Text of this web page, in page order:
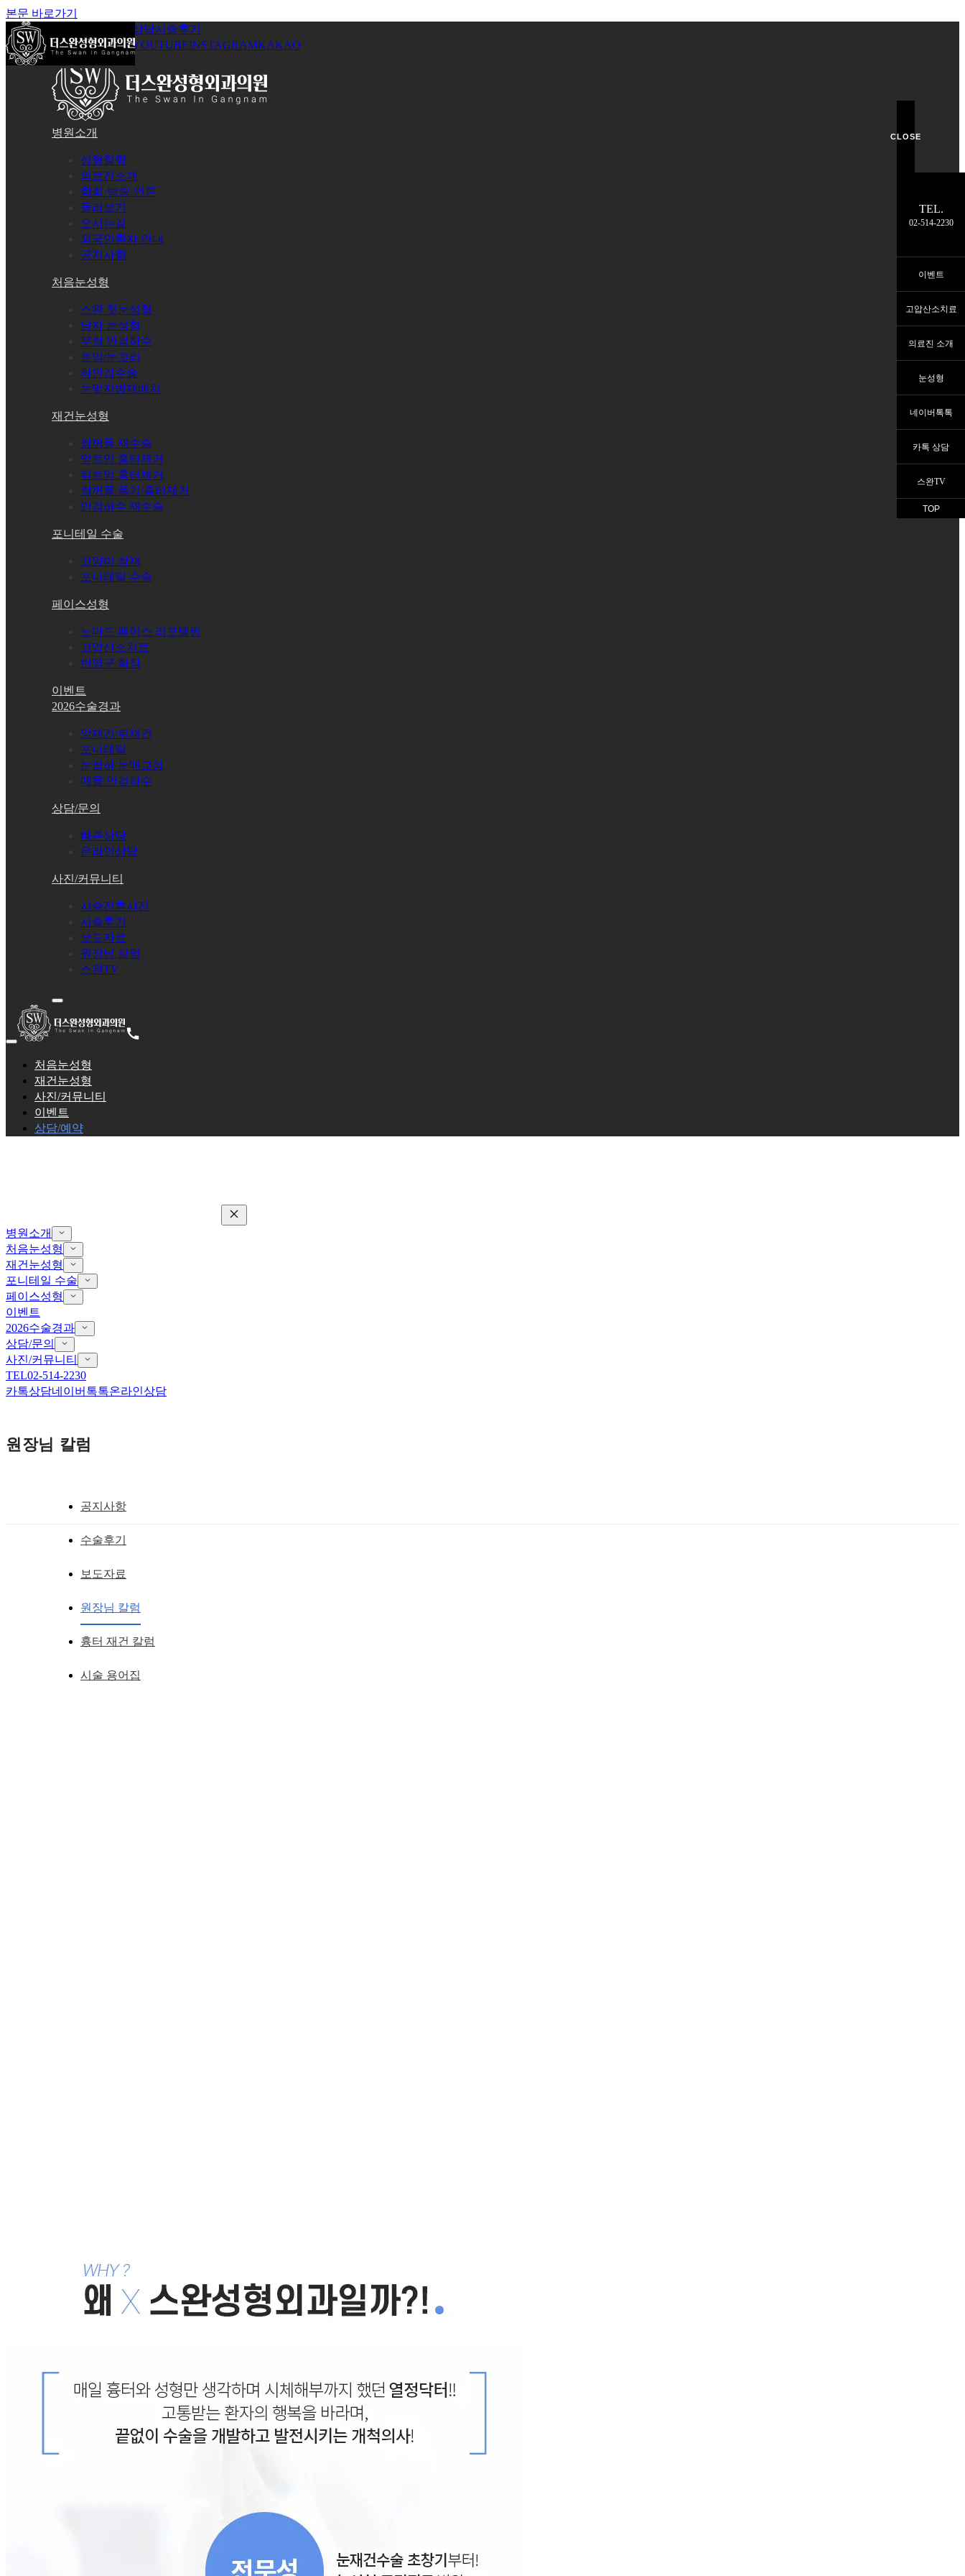
본문 바로가기
온라인상담시술후기
로그인회원가입YOUTUBEINSTAGRAMKAKAO
병원소개
성형철학
의료진소개
학회·방송·언론
둘러보기
오시는길
외국인환자 안내
공지사항
처음눈성형
스완 첫눈성형
남자 눈성형
무쌍 안검하수
트임/눈꼬리
하안검수술
눈밑지방재배치
재건눈성형
쌍꺼풀 재수술
앞트임 흉터제거
뒤트임 흉터제거
쌍꺼풀 풀기/흉터제거
안검하수 재수술
포니테일 수술
고양이 쌍재
포니테일 수술
페이스성형
노마드 페이스 리모델링
고압산소치료
반영구 화장
이벤트
2026수술경과
앞재건/뒤재건
포니테일
눈썹하 눈매교정
매몰 안검하수
상담/문의
빠른상담
온라인상담
사진/커뮤니티
시술전후사진
시술후기
보도자료
원장님 칼럼
스완TV
처음눈성형
재건눈성형
사진/커뮤니티
이벤트
상담/예약
병원소개
처음눈성형
재건눈성형
포니테일 수술
페이스성형
이벤트
2026수술경과
상담/문의
사진/커뮤니티
TEL02-514-2230
카톡상담네이버톡톡온라인상담
원장님 칼럼
공지사항
수술후기
보도자료
원장님 칼럼
흉터 재건 칼럼
시술 용어집
심한 사각턱인데 신경 손상 없이도 많이 깍을 수 있나요? : 안면윤곽, 돌려깍기 수술, 브이라인 수술
작성일 2012.04.24
CLOSE
TEL.
02-514-2230
이벤트
고압산소치료
의료진 소개
눈성형
네이버톡톡
카톡 상담
스완TV
TOP